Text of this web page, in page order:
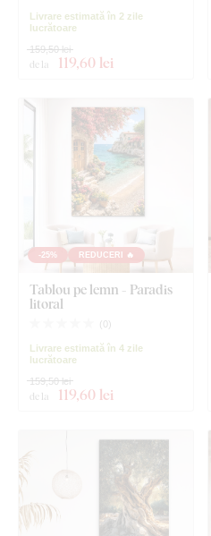
Livrare estimată în 2 zile
lucrătoare
de la 119,60 lei
159,50 lei
-25% REDUCERI 🔥
Tablou pe lemn - Paradis
litoral
( 0)
Livrare estimată în 4 zile
lucrătoare
de la 119,60 lei
159,50 lei